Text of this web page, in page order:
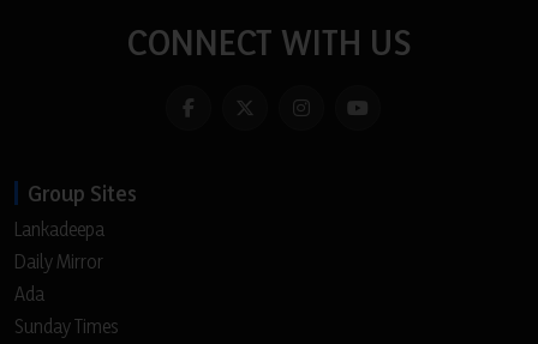
CONNECT WITH US
Group Sites
Lankadeepa
Daily Mirror
Ada
Sunday Times